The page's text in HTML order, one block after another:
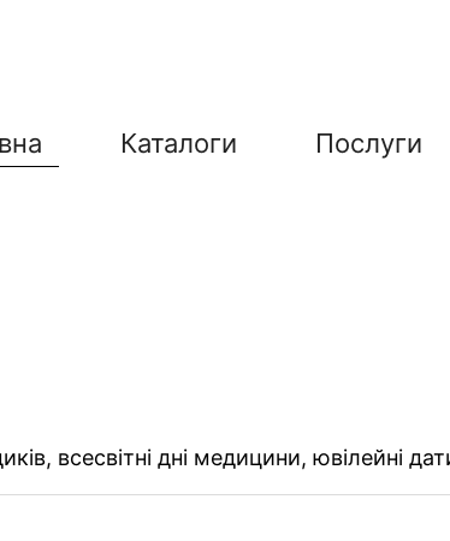
Каталоги Послуги
всесвітні дні медицини, ювілейні